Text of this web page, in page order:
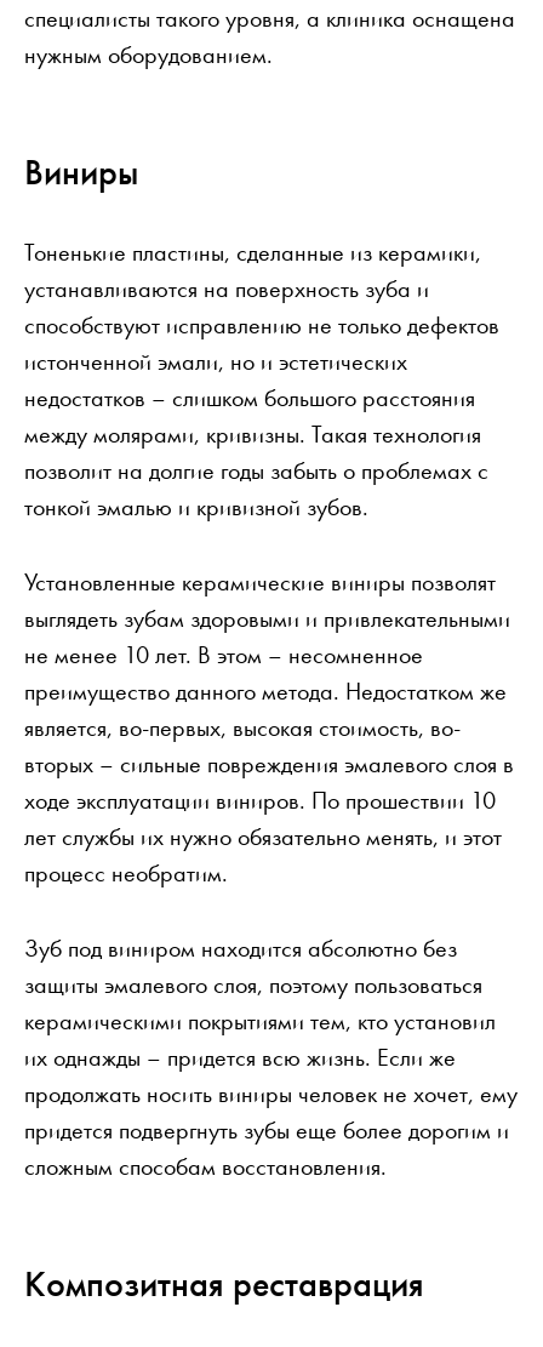
специалисты такого уровня, а клиника оснащена
нужным оборудованием.
Виниры
Тоненькие пластины, сделанные из керамики,
устанавливаются на поверхность зуба и
способствуют исправлению не только дефектов
истонченной эмали, но и эстетических
недостатков – слишком большого расстояния
между молярами, кривизны. Такая технология
позволит на долгие годы забыть о проблемах с
тонкой эмалью и кривизной зубов.
Установленные керамические виниры позволят
выглядеть зубам здоровыми и привлекательными
не менее 10 лет. В этом – несомненное
преимущество данного метода. Недостатком же
является, во-первых, высокая стоимость, во-
вторых – сильные повреждения эмалевого слоя в
ходе эксплуатации виниров. По прошествии 10
лет службы их нужно обязательно менять, и этот
процесс необратим.
Зуб под виниром находится абсолютно без
защиты эмалевого слоя, поэтому пользоваться
керамическими покрытиями тем, кто установил
их однажды – придется всю жизнь. Если же
продолжать носить виниры человек не хочет, ему
придется подвергнуть зубы еще более дорогим и
сложным способам восстановления.
Композитная реставрация